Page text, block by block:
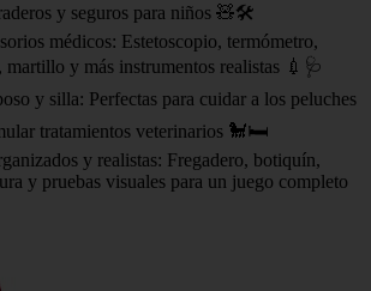
y seguros para niños 🧸🛠
médicos: Estetoscopio, termómetro,
martillo y más instrumentos realistas 💉🩺
y silla: Perfectas para cuidar a los peluches
tratamientos veterinarios 🐩🛏
y realistas: Fregadero, botiquín,
y pruebas visuales para un juego completo